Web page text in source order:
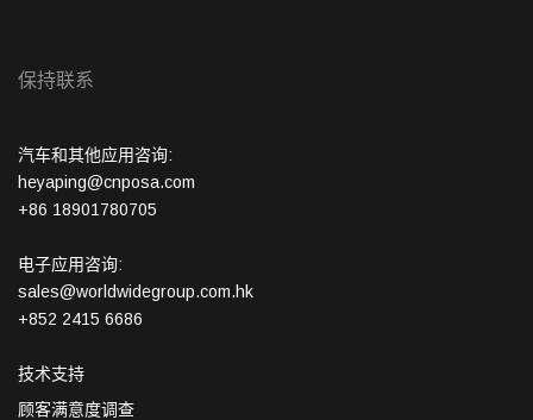
保持联系
汽车和其他应用咨询:
heyaping@cnposa.com
+86 18901780705
电子应用咨询:
sales@worldwidegroup.com.hk
+852 2415 6686
技术支持
顾客满意度调查